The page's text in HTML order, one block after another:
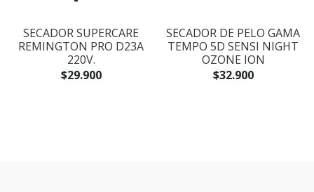
SECADOR SUPERCARE
REMINGTON PRO D23A
220V.
$29.900
SECADOR DE PELO GAMA
TEMPO 5D SENSI NIGHT
OZONE ION
$32.900